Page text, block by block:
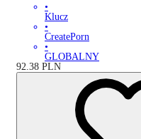
•
Klucz
•
CreatePorn
•
GLOBALNY
92.38 PLN